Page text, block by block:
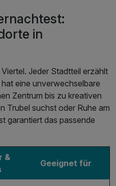
in
Jeder Stadtteil erzählt
eine unverwechselbare
Zentrum bis zu kreativen
Trubel suchst oder Ruhe am
garantiert das passende
&
Geeignet für